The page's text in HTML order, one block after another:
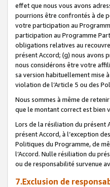
effet que nous vous avons
pourrions être confrontés à de
votre participation au
participation au Programme
obligations relatives au
présent Accord; (g) nous avons
nous considérons être votre
sa version habituellement mise
violation de l’Article 5 ou des
Nous sommes à même de
que le montant correct est bien
Lors de la résiliation du présent
présent Accord, à l’exception
Politiques du Programme, de
l’Accord. Nulle résiliation du
ou de responsabilité survenue
7.Exclusion de